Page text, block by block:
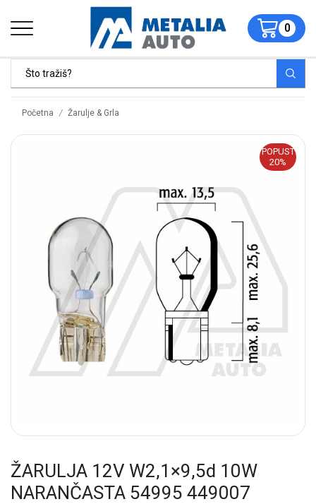
0
Početna / Žarulje & Grla
POPUST
20%
ŽARULJA 12V W2,1×9,5d 10W
NARANČASTA 54995 449007